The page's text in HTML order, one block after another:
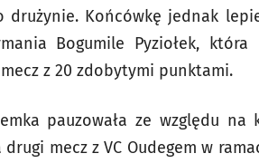
Końcówkę jednak
Bogumile Pyziołek, która
z 20 zdobytymi punktami.
pauzowała ze względu na
mecz z VC Oudegem w